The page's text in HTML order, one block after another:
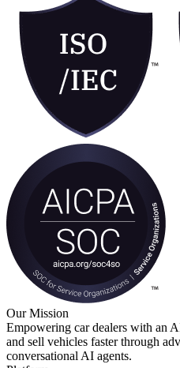
Our Mission
Empowering car dealers with an
and sell vehicles faster through
conversational AI agents.